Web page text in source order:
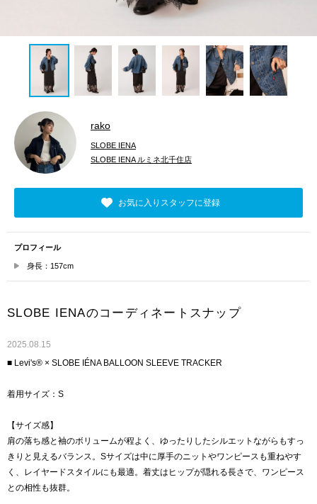
rako
SLOBE IENA
SLOBE IENA ルミネ北千住店
お気に入りスタッフに登録
プロフィール
身長：157cm
SLOBE IENAのコーディネートスナップ
2025.08.15
■ Levi's® × SLOBE IÉNA BALLOON SLEEVE TRACKER
着用サイズ：S
【サイズ感】
肩の落ち感と袖のボリュームが程よく、ゆったりしたシルエットながらもすっ
きりと見えるバランス。Sサイズは中に厚手のニットやワンピースも重ねやす
く、レイヤードスタイルにも最適。着丈はヒップが隠れる長さで、ワンピース
との相性も抜群。